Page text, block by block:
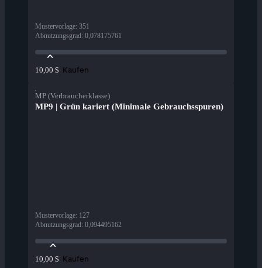
Mustervorlage: 351
Abnutzungsgrad: 0,078175761
10,00 $ Kaufen
MP (Verbraucherklasse)
MP9 | Grün kariert (Minimale Gebrauchsspuren)
Mustervorlage: 127
Abnutzungsgrad: 0,094495162
10,00 $ Kaufen